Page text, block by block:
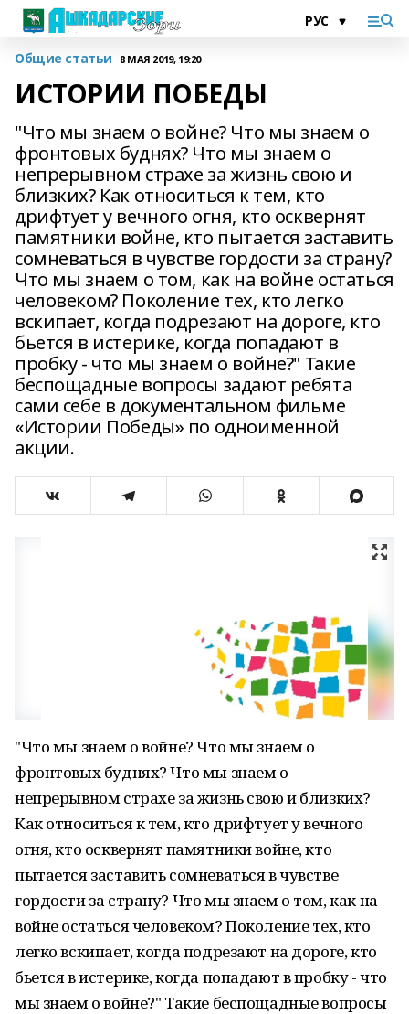
Общие статьи 8 МАЯ 2019, 19:20
ИСТОРИИ ПОБЕДЫ
"Что мы знаем о войне? Что мы знаем о
фронтовых буднях? Что мы знаем о
непрерывном страхе за жизнь свою и
близких? Как относиться к тем, кто
дрифтует у вечного огня, кто осквернят
памятники войне, кто пытается заставить
сомневаться в чувстве гордости за страну?
Что мы знаем о том, как на войне остаться
человеком? Поколение тех, кто легко
вскипает, когда подрезают на дороге, кто
бьется в истерике, когда попадают в
пробку - что мы знаем о войне?" Такие
беспощадные вопросы задают ребята
сами себе в документальном фильме
«Истории Победы» по одноименной
акции.
"Что мы знаем о войне? Что мы знаем о
фронтовых буднях? Что мы знаем о
непрерывном страхе за жизнь свою и близких?
Как относиться к тем, кто дрифтует у вечного
огня, кто осквернят памятники войне, кто
пытается заставить сомневаться в чувстве
гордости за страну? Что мы знаем о том, как на
войне остаться человеком? Поколение тех, кто
легко вскипает, когда подрезают на дороге, кто
бьется в истерике, когда попадают в пробку - что
мы знаем о войне?" Такие беспощадные вопросы